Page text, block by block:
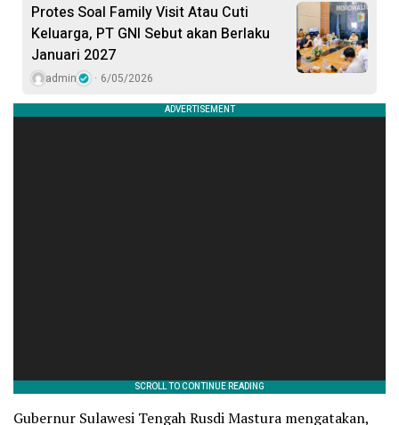
Protes Soal Family Visit Atau Cuti
Keluarga, PT GNI Sebut akan Berlaku
Januari 2027
admin 6/05/2026
Gubernur Sulawesi Tengah Rusdi Mastura mengatakan,